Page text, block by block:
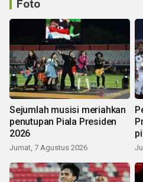
Foto
Sejumlah musisi meriahkan
penutupan Piala Presiden
2026
Jumat, 7 Agustus 2026